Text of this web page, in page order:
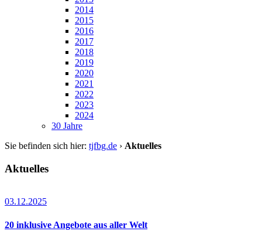
2014
2015
2016
2017
2018
2019
2020
2021
2022
2023
2024
30 Jahre
Sie befinden sich hier: tjfbg.de › Aktuelles
Aktuelles
03.12.2025
20 inklusive Angebote aus aller Welt